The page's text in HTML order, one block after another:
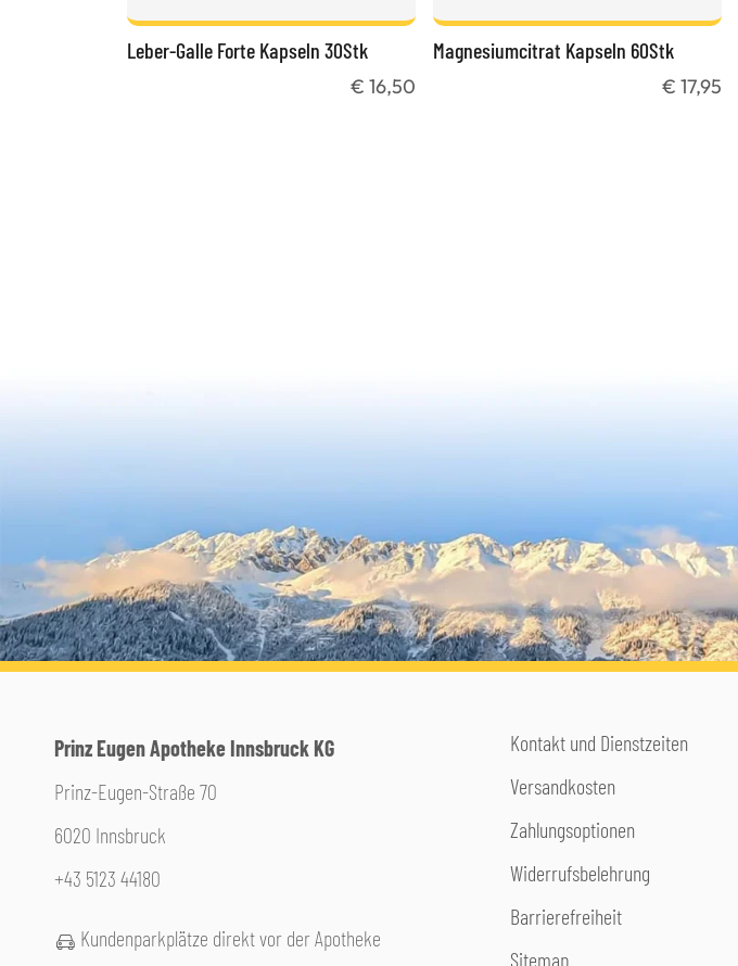
Leber-Galle Forte Kapseln 30Stk
€ 16,50
Magnesiumcitrat Kapseln 60Stk
€ 17,95
Prinz Eugen Apotheke Innsbruck KG
Prinz-Eugen-Straße 70
6020 Innsbruck
+43 5123 44180
Kundenparkplätze direkt vor der Apotheke
Kontakt und Dienstzeiten
Versandkosten
Zahlungsoptionen
Widerrufsbelehrung
Barrierefreiheit
Sitemap